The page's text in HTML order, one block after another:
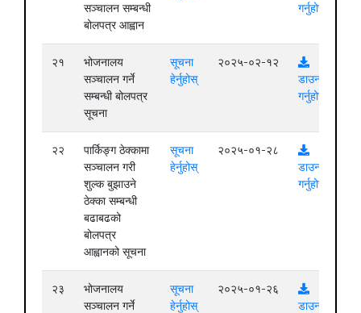
सञ्चालन सम्बन्धी
बोलपत्र आह्वान
गर्नुहोस्
२१
भोजनालय
सञ्चालन गर्ने
सम्बन्धी बोलपत्र
सूचना
सूचना
हेर्नुहोस्
२०२५-०२-१२
डाउनलोड
गर्नुहोस्
२२
पार्किङ्ग ठेक्कामा
सञ्चालन गरी
शुल्क बुझाउने
ठेक्का सम्बन्धी
बढाबढको
बोलपत्र
आह्वानको सूचना
सूचना
हेर्नुहोस्
२०२५-०१-२८
डाउनलोड
गर्नुहोस्
२३
भोजनालय
सञ्चालन गर्ने
सूचना
हेर्नुहोस्
२०२५-०१-२६
डाउनलोड